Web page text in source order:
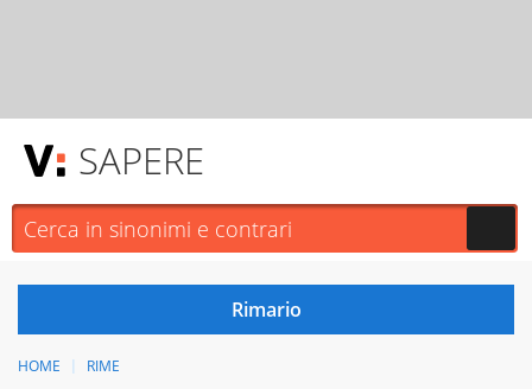
SAPERE
HOME RIME